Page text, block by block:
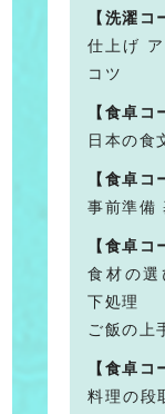
【洗濯コ
仕上げ
コツ
【食卓コ
日本の食
【食卓コ
事前準備
【食卓コ
食材の選
下処理
ご飯の上
【食卓コ
料理の段